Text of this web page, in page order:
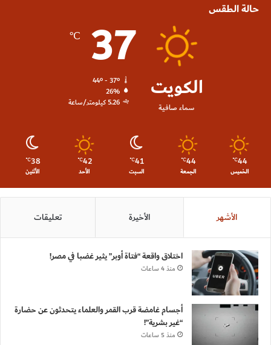
حالة الطقس
الكويت
سماء صافية
37
℃
44º - 37º
26%
5.26 كيلومتر/ساعة
44
℃
الخميس
44
℃
الجمعة
41
℃
السبت
42
℃
الأحد
38
℃
الأثنين
الأشهر الأخيرة تعليقات
اختلاق واقعة “فتاة أوبر” يثير غضبا في مصر!
منذ 4 ساعات
أجسام غامضة قرب القمر والعلماء يتحدثون عن حضارة
“غير بشرية”!
منذ 5 ساعات